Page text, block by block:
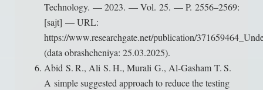
Technology. — 2023. — Vol. 25. — P. 2556–2569:
[sajt] — URL:
https://www.researchgate.net/publication/
(data obrashcheniya: 25.03.2025).
Abid S. R., Ali S. H., Murali G., Al-Gasham T. S.
A simple suggested approach to reduce the testing